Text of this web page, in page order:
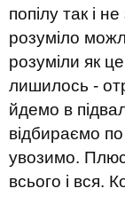
попілу так і
розуміло
розуміли як
лишилось -
йдемо в
відбираємо
увозимо.
всього і вся.